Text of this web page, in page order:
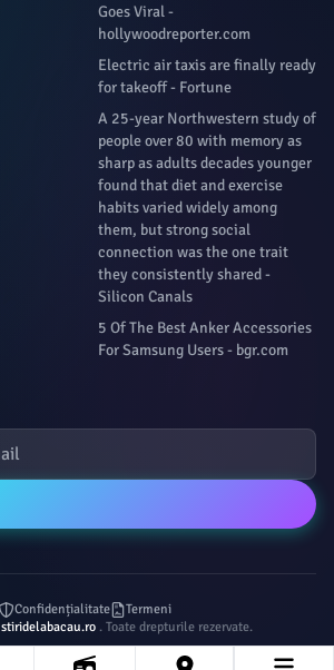
Goes Viral -
hollywoodreporter.com
Electric air taxis are finally ready
for takeoff - Fortune
A 25-year Northwestern study of
people over 80 with memory as
sharp as adults decades younger
found that diet and exercise
habits varied widely among
them, but strong social
connection was the one trait
they consistently shared -
Silicon Canals
5 Of The Best Anker Accessories
For Samsung Users - bgr.com
Confidențialitate
Termeni
stiridelabacau.ro . Toate drepturile rezervate.